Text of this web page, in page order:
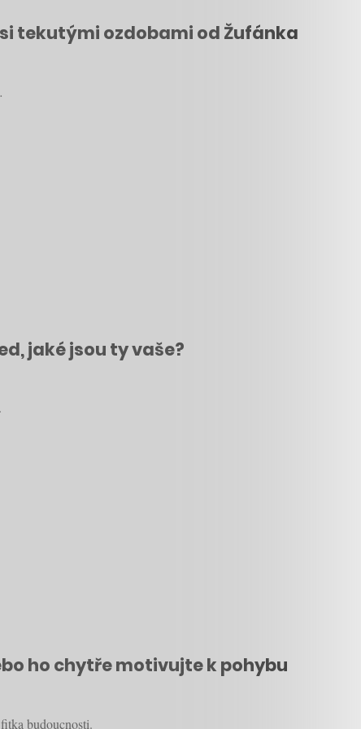
tekutými ozdobami od Žufánka
jaké jsou ty vaše?
ho chytře motivujte k pohybu
budoucnosti.